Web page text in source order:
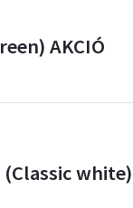
AKCIÓ
white)